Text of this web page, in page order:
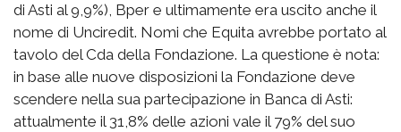
di Asti al 9,9%), Bper e ultimamente era uscito anche il
nome di Unciredit. Nomi che Equita avrebbe portato al
tavolo del Cda della Fondazione. La questione è nota:
in base alle nuove disposizioni la Fondazione deve
scendere nella sua partecipazione in Banca di Asti:
attualmente il 31,8% delle azioni vale il 79% del suo